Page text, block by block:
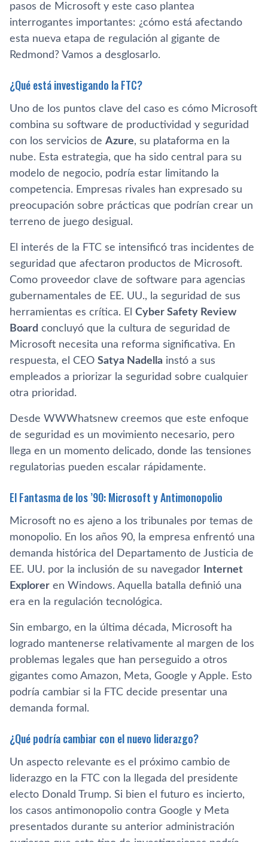
pasos de Microsoft y este caso plantea
interrogantes importantes: ¿cómo está afectando
esta nueva etapa de regulación al gigante de
Redmond? Vamos a desglosarlo.
¿Qué está investigando la FTC?
Uno de los puntos clave del caso es cómo Microsoft
combina su software de productividad y seguridad
con los servicios de Azure, su plataforma en la
nube. Esta estrategia, que ha sido central para su
modelo de negocio, podría estar limitando la
competencia. Empresas rivales han expresado su
preocupación sobre prácticas que podrían crear un
terreno de juego desigual.
El interés de la FTC se intensificó tras incidentes de
seguridad que afectaron productos de Microsoft.
Como proveedor clave de software para agencias
gubernamentales de EE. UU., la seguridad de sus
herramientas es crítica. El Cyber Safety Review
Board concluyó que la cultura de seguridad de
Microsoft necesita una reforma significativa. En
respuesta, el CEO Satya Nadella instó a sus
empleados a priorizar la seguridad sobre cualquier
otra prioridad.
Desde WWWhatsnew creemos que este enfoque
de seguridad es un movimiento necesario, pero
llega en un momento delicado, donde las tensiones
regulatorias pueden escalar rápidamente.
El Fantasma de los ’90: Microsoft y Antimonopolio
Microsoft no es ajeno a los tribunales por temas de
monopolio. En los años 90, la empresa enfrentó una
demanda histórica del Departamento de Justicia de
EE. UU. por la inclusión de su navegador
Internet
Explorer en Windows. Aquella batalla definió una
era en la regulación tecnológica.
Sin embargo, en la última década, Microsoft ha
logrado mantenerse relativamente al margen de los
problemas legales que han perseguido a otros
gigantes como Amazon, Meta, Google y Apple. Esto
podría cambiar si la FTC decide presentar una
demanda formal.
¿Qué podría cambiar con el nuevo liderazgo?
Un aspecto relevante es el próximo cambio de
liderazgo en la FTC con la llegada del presidente
electo Donald Trump. Si bien el futuro es incierto,
los casos antimonopolio contra Google y Meta
presentados durante su anterior administración